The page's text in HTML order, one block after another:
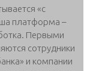
«с
платформа –
Первыми
сотрудники
и компании